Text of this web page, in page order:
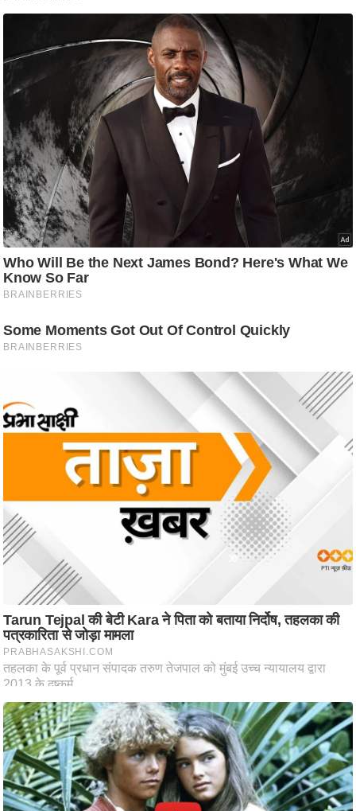
नी
वि
श्ले
ष
स
म
सा
म
यि
क
मा
तृ
मि
ए
म
.
आ
ई
चा
य
प
र
स
क्षा
ध
र्म
ज्यो
ति